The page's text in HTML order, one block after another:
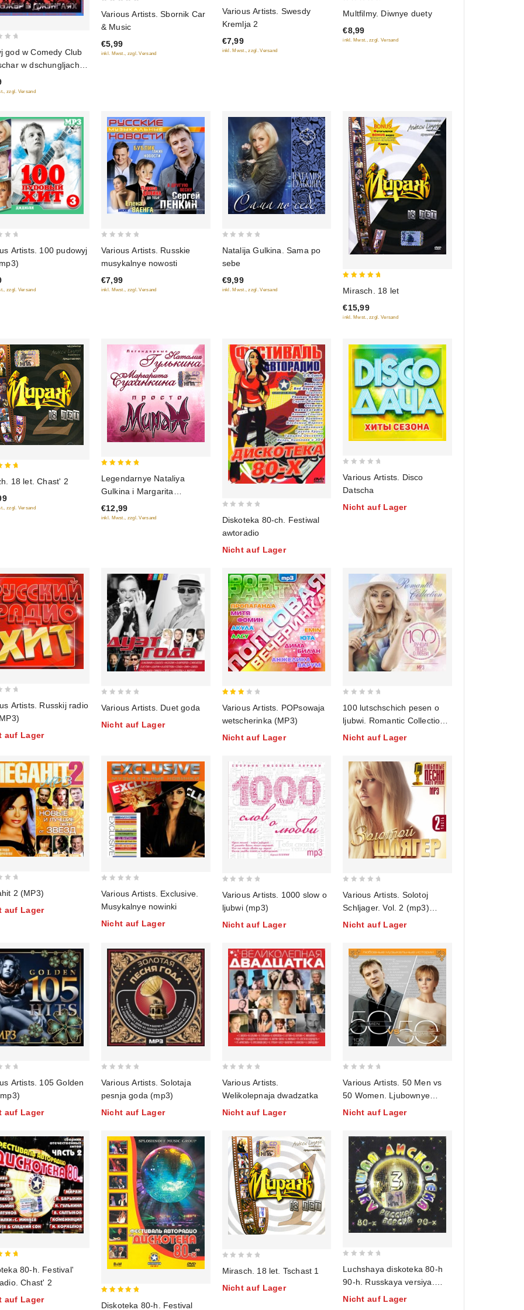
god w Comedy Club
w dschungljach +
Nowaja wolna
zzgl. Versand
of
5
Various Artists. Sbornik Car
& Music
€5,99
inkl. Mwst., zzgl. Versand
of
5
Various Artists. Swesdy
Kremlja 2
€7,99
inkl. Mwst., zzgl. Versand
of
5
Multfilmy. Diwnye duety
€8,99
inkl. Mwst., zzgl. Versand
Artists. 100 pudowyj
zzgl. Versand
of
5
Various Artists. Russkie
musykalnye nowosti
€7,99
inkl. Mwst., zzgl. Versand
of
5
Natalija Gulkina. Sama po
sebe
€9,99
inkl. Mwst., zzgl. Versand
Mirasch. 18 let
€15,99
inkl. Mwst., zzgl. Versand
18 let. Chast' 2
zzgl. Versand
out of 5
Legendarnye Nataliya
Gulkina i Margarita
Suhankina. Prosto Mirazh
€12,99
inkl. Mwst., zzgl. Versand
of
5
Diskoteka 80-ch. Festiwal
awtoradio
Nicht auf Lager
of
5
Various Artists. Disco
Datscha
Nicht auf Lager
Artists. Russkij radio
auf Lager
of
Various Artists. Duet goda
Nicht auf Lager
of 5
Various Artists. POPsowaja
wetscherinka (MP3)
Nicht auf Lager
of
5
100 lutschschich pesen o
ljubwi. Romantic Collection
(mp3)
Nicht auf Lager
2 (MP3)
auf Lager
of
5
Various Artists. Exclusive.
Musykalnye nowinki
Nicht auf Lager
of
5
Various Artists. 1000 slow o
ljubwi (mp3)
Nicht auf Lager
of
5
Various Artists. Solotoj
Schljager. Vol. 2 (mp3)
(Ljubimye Pesni Naschego
Nicht auf Lager
Artists. 105 Golden
auf Lager
of
5
Various Artists. Solotaja
pesnja goda (mp3)
Nicht auf Lager
of
5
Various Artists.
Welikolepnaja dwadzatka
Nicht auf Lager
of
5
Various Artists. 50 Men vs
50 Women. Ljubownye
musykalnye istorii (mp3)
Nicht auf Lager
80-h. Festival'
Chast' 2
auf Lager
Diskoteka 80-h. Festival
of
Mirasch. 18 let. Tschast 1
Nicht auf Lager
of
5
Luchshaya diskoteka 80-h
90-h. Russkaya versiya.
CHast 3
Nicht auf Lager